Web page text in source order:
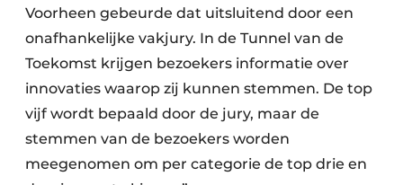
Voorheen gebeurde dat uitsluitend door een
onafhankelijke vakjury. In de Tunnel van de
Toekomst krijgen bezoekers informatie over
innovaties waarop zij kunnen stemmen. De top
vijf wordt bepaald door de jury, maar de
stemmen van de bezoekers worden
meegenomen om per categorie de top drie en